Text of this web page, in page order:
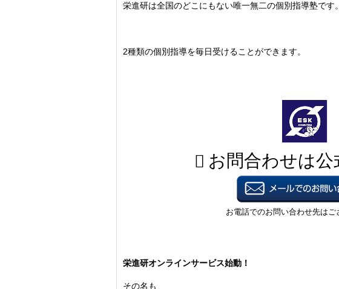
栄進研は全国のどこにもない唯一無二の個別指導塾です。
2種類の個別指導を毎日受けることができます。
栄進研オンラインサービス始動！
その名も